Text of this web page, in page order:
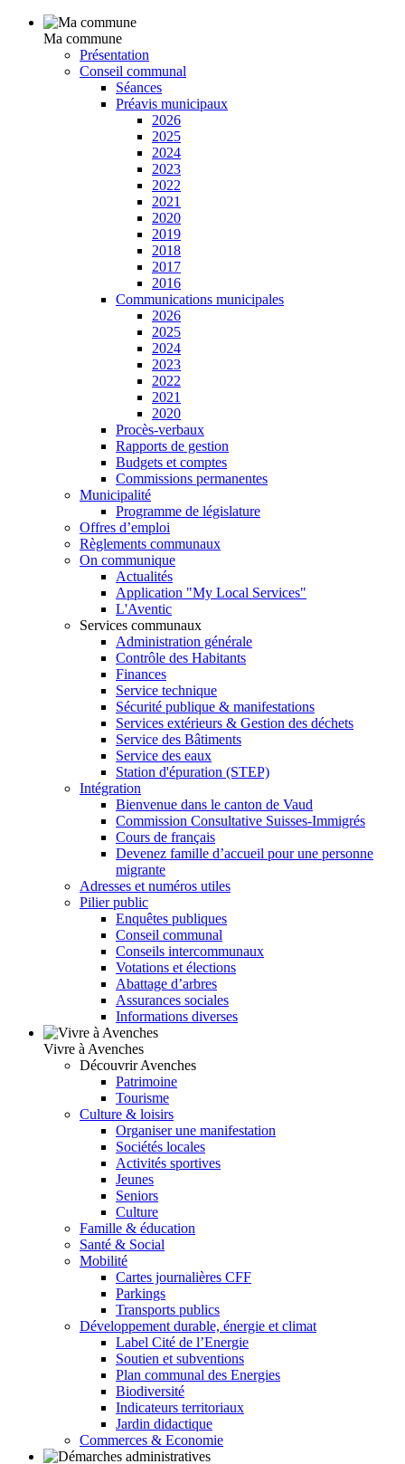
Ma commune
Présentation
Conseil communal
Séances
Préavis municipaux
2026
2025
2024
2023
2022
2021
2020
2019
2018
2017
2016
Communications municipales
2026
2025
2024
2023
2022
2021
2020
Procès-verbaux
Rapports de gestion
Budgets et comptes
Commissions permanentes
Municipalité
Programme de législature
Offres d’emploi
Règlements communaux
On communique
Actualités
Application "My Local Services"
L'Aventic
Services communaux
Administration générale
Contrôle des Habitants
Finances
Service technique
Sécurité publique & manifestations
Services extérieurs & Gestion des déchets
Service des Bâtiments
Service des eaux
Station d'épuration (STEP)
Intégration
Bienvenue dans le canton de Vaud
Commission Consultative Suisses-Immigrés
Cours de français
Devenez famille d’accueil pour une personne
migrante
Adresses et numéros utiles
Pilier public
Enquêtes publiques
Conseil communal
Conseils intercommunaux
Votations et élections
Abattage d’arbres
Assurances sociales
Informations diverses
Vivre à Avenches
Découvrir Avenches
Patrimoine
Tourisme
Culture & loisirs
Organiser une manifestation
Sociétés locales
Activités sportives
Jeunes
Seniors
Culture
Famille & éducation
Santé & Social
Mobilité
Cartes journalières CFF
Parkings
Transports publics
Développement durable, énergie et climat
Label Cité de l’Energie
Soutien et subventions
Plan communal des Energies
Biodiversité
Indicateurs territoriaux
Jardin didactique
Commerces & Economie